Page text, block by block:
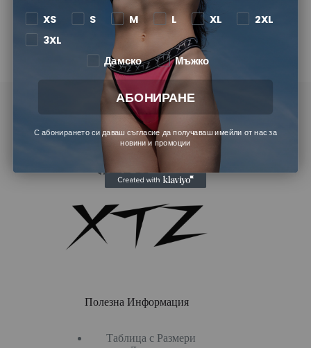
В момента не изпълняваме доставки извън
България. Ако желаете доставка за чужбина,
можете да отправите запитване към нас.
xtzstore.info@gmail.com
0898419991
Последвай ни
Полезна Информация
Таблица с Размери
XS
S M L XL
2XL
3XL
Дамско Мъжко
АБОНИРАНЕ
С абонирането си даваш съгласие да получаваш имейли от нас за
новини и промоции